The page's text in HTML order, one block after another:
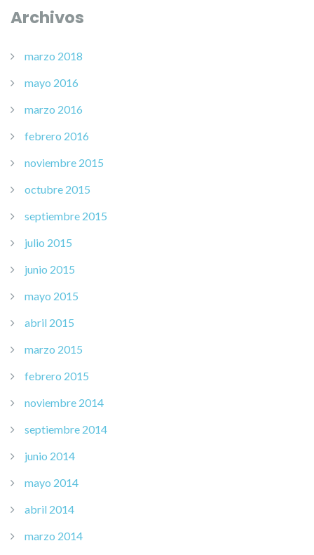
Archivos
marzo 2018
mayo 2016
marzo 2016
febrero 2016
noviembre 2015
octubre 2015
septiembre 2015
julio 2015
junio 2015
mayo 2015
abril 2015
marzo 2015
febrero 2015
noviembre 2014
septiembre 2014
junio 2014
mayo 2014
abril 2014
marzo 2014